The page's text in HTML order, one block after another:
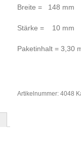
Breite = 148 mm
Stärke = 10 mm
Paketinhalt = 3,30
Artikelnummer:4048